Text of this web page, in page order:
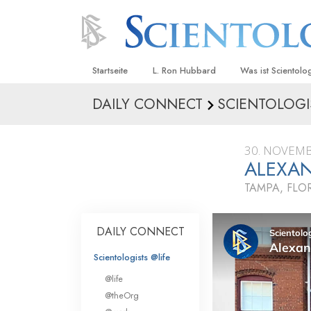
Startseite L. Ron Hubbard Was ist
Anschauungen
Was
sagen
Innerhalb einer
Die
Eine Einführung
DAILY CONNECT
30.
TAMPA,
DAILY CONNECT
Scientologists @life
@life
@theOrg